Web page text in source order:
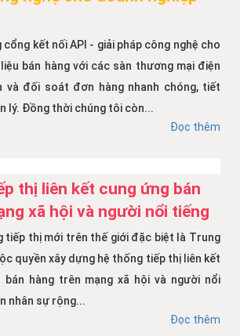
kết nối API - giải pháp công nghệ cho
bán hàng với các sàn thương mại điện
và đối soát đơn hàng nhanh chóng, tiết
lý. Đồng thời chúng tôi còn...
Đọc thêm
thị liên kết cung ứng bán
xã hội và người nổi tiếng
tiếp thị mới trên thế giới đặc biệt là Trung
quyền xây dựng hệ thống tiếp thị liên kết
hàng trên mạng xã hội và người nổi
nhân sự rộng...
Đọc thêm